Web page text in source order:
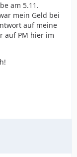
am 5.11.
mein Geld bei
auf meine
auf PM hier im